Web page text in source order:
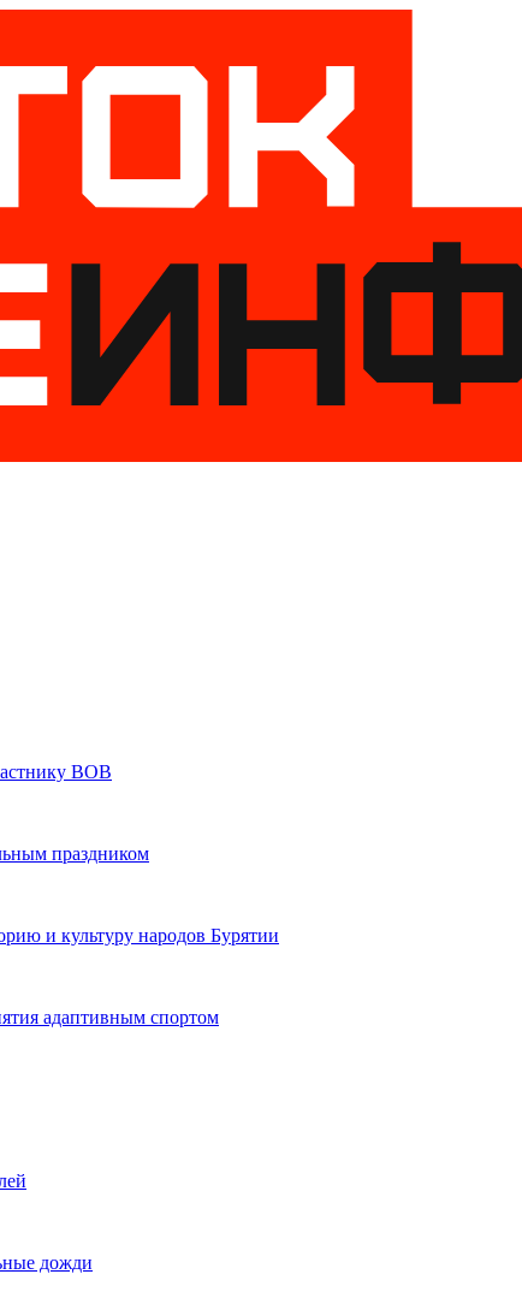
ВОВ
праздником
и культуру народов Бурятии
адаптивным спортом
дожди